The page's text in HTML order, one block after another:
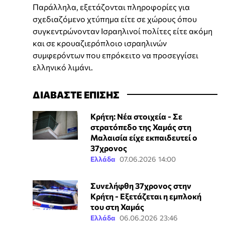
Παράλληλα, εξετάζονται πληροφορίες για
σχεδιαζόμενο χτύπημα είτε σε χώρους όπου
συγκεντρώνονταν Ισραηλινοί πολίτες είτε ακόμη
και σε κρουαζιερόπλοιο ισραηλινών
συμφερόντων που επρόκειτο να προσεγγίσει
ελληνικό λιμάνι.
ΔΙΑΒΑΣΤΕ ΕΠΙΣΗΣ
Κρήτη: Νέα στοιχεία - Σε
στρατόπεδο της Χαμάς στη
Μαλαισία είχε εκπαιδευτεί ο
37χρονος
Ελλάδα 07.06.2026 14:00
Συνελήφθη 37χρονος στην
Κρήτη - Εξετάζεται η εμπλοκή
του στη Χαμάς
Ελλάδα 06.06.2026 23:46